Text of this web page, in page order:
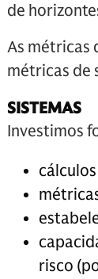
de
As métricas
métricas de
SISTEMAS
Investimos
risco